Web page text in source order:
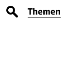
Themen